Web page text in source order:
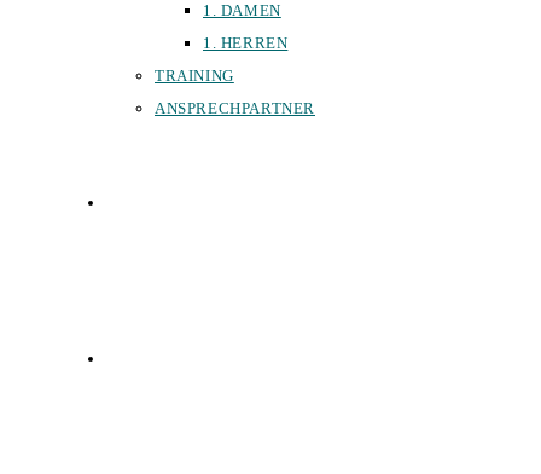
1. DAMEN
1. HERREN
TRAINING
ANSPRECHPARTNER